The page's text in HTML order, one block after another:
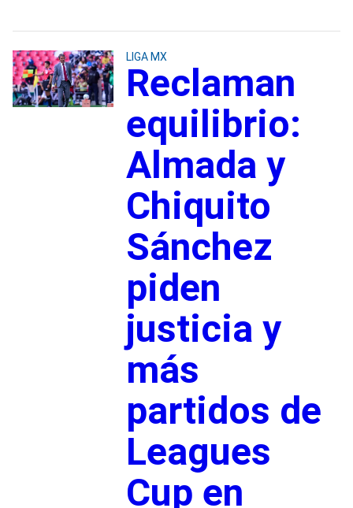
LIGA MX
Reclaman
equilibrio:
Almada y
Chiquito
Sánchez
piden
justicia y
más
partidos de
Leagues
Cup en